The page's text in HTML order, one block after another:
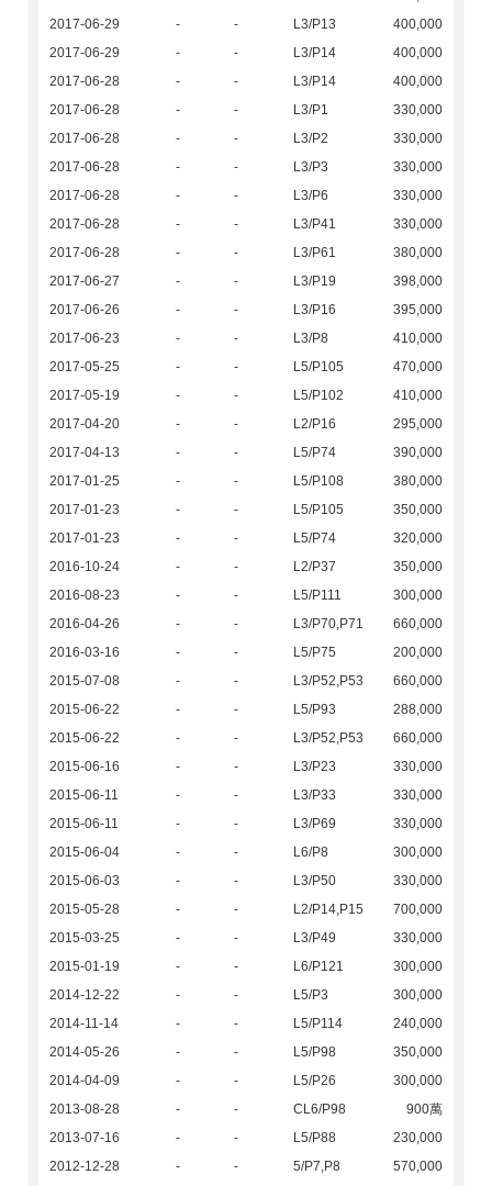
2017-06-29
- - L3/P13
400,000
2017-06-29
- - L3/P14
400,000
2017-06-28
- - L3/P14
400,000
2017-06-28
- - L3/P1
330,000
2017-06-28
- - L3/P2
330,000
2017-06-28
- - L3/P3
330,000
2017-06-28
- - L3/P6
330,000
2017-06-28
- - L3/P41
330,000
2017-06-28
- - L3/P61
380,000
2017-06-27
- - L3/P19
398,000
2017-06-26
- - L3/P16
395,000
2017-06-23
- - L3/P8
410,000
2017-05-25
- - L5/P105
470,000
2017-05-19
- - L5/P102
410,000
2017-04-20
- - L2/P16
295,000
2017-04-13
- - L5/P74
390,000
2017-01-25
- - L5/P108
380,000
2017-01-23
- - L5/P105
350,000
2017-01-23
- - L5/P74
320,000
2016-10-24
- - L2/P37
350,000
2016-08-23
- - L5/P111
300,000
2016-04-26
- - L3/P70,P71
660,000
2016-03-16
- - L5/P75
200,000
2015-07-08
- - L3/P52,P53
660,000
2015-06-22
- - L5/P93
288,000
2015-06-22
- - L3/P52,P53
660,000
2015-06-16
- - L3/P23
330,000
2015-06-11
- - L3/P33
330,000
2015-06-11
- - L3/P69
330,000
2015-06-04
- - L6/P8
300,000
2015-06-03
- - L3/P50
330,000
2015-05-28
- - L2/P14,P15
700,000
2015-03-25
- - L3/P49
330,000
2015-01-19
- - L6/P121
300,000
2014-12-22
- - L5/P3
300,000
2014-11-14
- - L5/P114
240,000
2014-05-26
- - L5/P98
350,000
2014-04-09
- - L5/P26
300,000
2013-08-28
- - CL6/P98
900萬
2013-07-16
- - L5/P88
230,000
2012-12-28
- - 5/P7,P8
570,000